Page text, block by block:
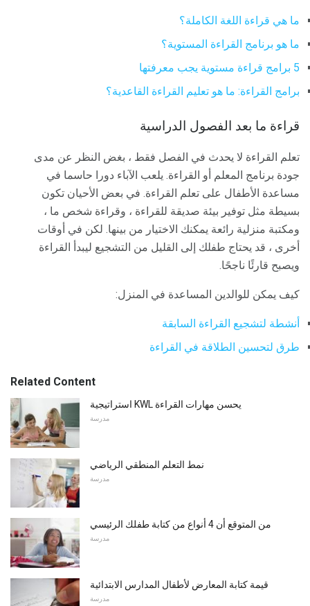
ما هي قراءة اللغة الكاملة؟
ما هو برنامج القراءة المستوية؟
5 برامج قراءة مستوية يجب معرفتها
برامج القراءة: ما هو تعليم القراءة القاعدية؟
قراءة ما بعد الفصول الدراسية
تعلم القراءة لا يحدث في الفصل فقط ، بغض النظر عن مدى
جودة برنامج المعلم أو القراءة. يلعب الآباء دورا حاسما في
مساعدة الأطفال على تعلم القراءة. في بعض الأحيان تكون
بسيطة مثل توفير بيئة صديقة للقراءة ، وقراءة شخص ما ،
ومكتبة منزلية رائعة يمكنك الاختيار من بينها. لكن في أوقات
أخرى ، قد يحتاج طفلك إلى القليل من التشجيع ليبدأ القراءة
ويصبح قارئًا ناجحًا.
كيف يمكن للوالدين المساعدة في المنزل:
أنشطة لتشجيع القراءة السابقة
طرق لتحسين الطلاقة في القراءة
Related Content
استراتيجية KWL يحسن مهارات القراءة
مدرسة
نمط التعلم المنطقي الرياضي
مدرسة
من المتوقع أن 4 أنواع من كتابة طفلك الرئيسي
مدرسة
قيمة كتابة المعارض لأطفال المدارس الابتدائية
مدرسة